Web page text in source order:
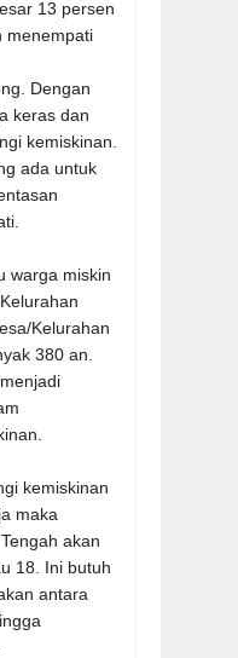
13 persen
menempati
Dengan
keras dan
kemiskinan.
ada untuk
warga miskin
Kelurahan
380 an.
kemiskinan
maka
akan
18. Ini butuh
antara